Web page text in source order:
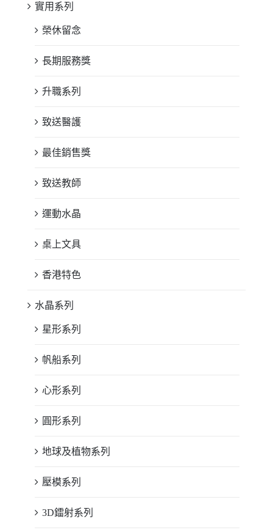
實用系列
榮休留念
長期服務獎
升職系列
致送醫護
最佳銷售獎
致送教師
運動水晶
桌上文具
香港特色
水晶系列
星形系列
帆船系列
心形系列
圓形系列
地球及植物系列
壓模系列
3D鐳射系列